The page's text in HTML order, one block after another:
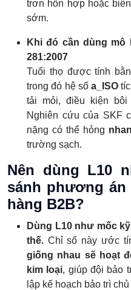
trơn hỗn hợp hoặc
sớm.
Khi đó cần dùng mô
281:2007
Tuổi thọ được tính
trong đó hệ sốa_ISO
tải mỏi, điều kiện
Nghiên cứu của SKF
nặng có thể hỏng
trường sạch.
Nên dùng L10
sánh phương
hàng B2B?
Dùng L10 như mốc
thế. Chỉ số này ước
giống nhau sẽ hoạt
kim loại, giúp đội bảo
lập kế hoạch bảo trì